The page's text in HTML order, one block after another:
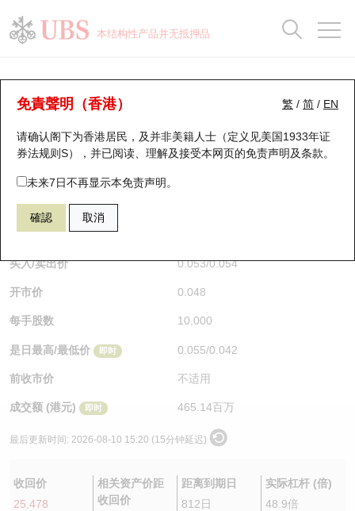
本结构性产品并无抵押品
繁 / 简 / EN
免責聲明（香港）
请确认阁下为香港居民，及并非美籍人士（定义见美国1933年证
券法规则S），并已阅读、理解及接受本网页的免责声明及条款。
未来7日不再显示本免责声明。
確認 取消
牛熊证分析仪
表现 街货统计 比较
55819 瑞银牛证 HSI 恒生指数
$0.053 即时
买入/卖出价 0.053/0.054
开市价 0.048
每手股数 10,000
是日最高/最低价 即时 0.055/0.042
前收市价 不适用
成交额 (港元) 即时 465.14百万
最后更新时间: 2026-08-10 15:20 (15分钟延迟)
收回价
25,478
相关资产价距
收回价
距离到期日
812日
实际杠杆 (倍)
48.9倍
瑞银认股证一览
新发行瑞银认股证
即将到期认股证
认股证到期结算价查找
认股证分析仪
认股证速算机
认股证/牛熊证日志
认股证文件及公告
街货统计
比较
牛熊全景快搜
牛熊证搜寻
牛熊证街货分布图
正股牛熊证列表
新发行瑞银牛熊证
已收回牛熊证剩余价值
牛熊证到期结算价查找
牛熊证分析仪
牛熊证文件及公告
街货统计
比较
十大升幅/跌幅
十大认股证成交分布
十天股证占大市成交
资金流
街货统计
三十大平均引伸波幅
正股分析仪
二十大活跃股份
恒指成份股
国指成份股
科指成份股
相关资产沽空
中资ETFs溢价比较
AH 股价对照
持股比重
显示所有持股比重
每月轮证大市专题
轮证专栏
讲座及教育短片
认股证投资者教育
牛熊证投资者教育
认股证牛熊证常问问题